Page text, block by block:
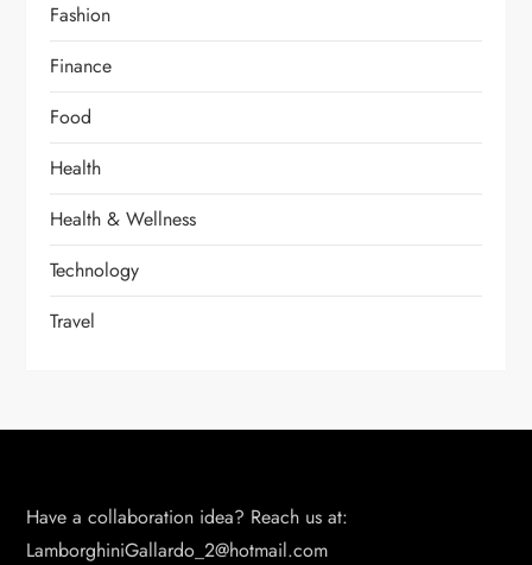
Fashion
Finance
Food
Health
Health & Wellness
Technology
Travel
Have a collaboration idea? Reach us at:
LamborghiniGallardo_2@hotmail.com